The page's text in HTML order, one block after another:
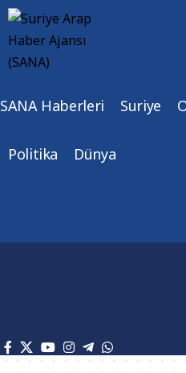
SANA Haberleri Suriye
Politika Dünya